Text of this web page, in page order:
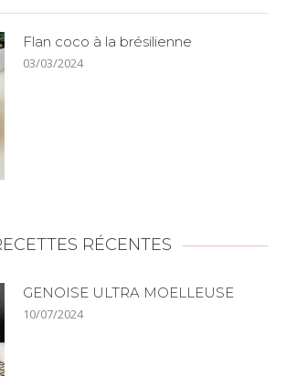
Flan coco à la brésilienne
03/03/2024
RÉCENTES
GENOISE ULTRA MOELLEUSE
10/07/2024